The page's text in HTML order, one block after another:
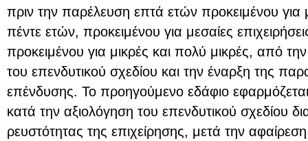
πριν την παρέλευση επτά ετών προκειμένου για
πέντε ετών, προκειμένου για μεσαίες
προκειμένου για μικρές και πολύ μικρές, από
του επενδυτικού σχεδίου και την έναρξη της
επένδυσης. Το προηγούμενο εδάφιο
κατά την αξιολόγηση του επενδυτικού σχεδίου
ρευστότητας της επιχείρησης, μετά την